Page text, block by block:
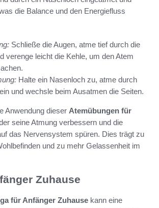
die Balance und den Energiefluss
Schließe die Augen, atme tief durch die
verenge leicht die Kehle, um den Atem
Halte ein Nasenloch zu, atme durch
und wechsle beim Ausatmen die Seiten.
Anwendung dieser Atemübungen für
seine Atmung verbessern und die
das Nervensystem spüren. Dies trägt zu
und zu mehr Gelassenheit im
Zuhause
für Anfänger Zuhause kann eine